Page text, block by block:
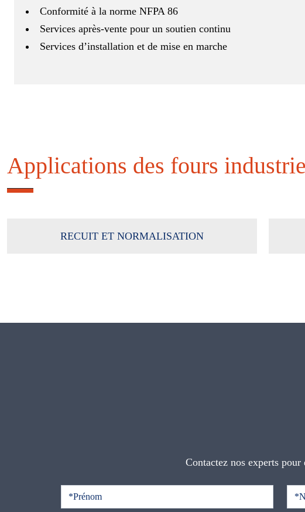
Conformité à la norme NFPA 86
Services après-vente pour un soutien continu
Services d’installation et de mise en marche
Applications des fours
RECUIT ET NORMALISATION
Contactez nos experts
C